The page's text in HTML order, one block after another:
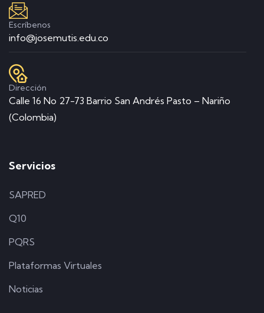
Escríbenos
info@josemutis.edu.co
Dirección
Calle 16 No 27-73 Barrio San Andrés Pasto – Nariño
(Colombia)
Servicios
SAPRED
Q10
PQRS
Plataformas Virtuales
Noticias